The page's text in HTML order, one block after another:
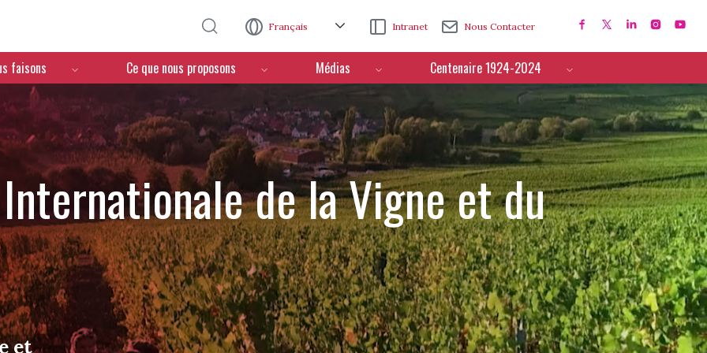
Français Intranet Nous Contacter
faisons Ce que nous proposons Médias Centenaire 1924-2024
de la Vigne et du
et